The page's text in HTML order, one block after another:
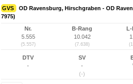
GVS
OD Ravensburg, Hirschgraben - OD
7975)
Nr.
5.555
(5.557)
B-Rang
10.042
(7.638)
DTV
-
SV
-
(-)